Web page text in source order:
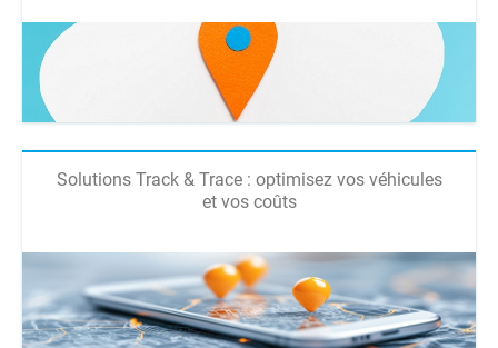
Solutions Track & Trace : optimisez vos véhicules
et vos coûts